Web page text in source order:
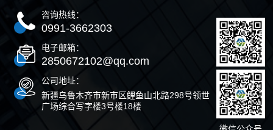
咨询热线：
0991-3662303
电子邮箱：
2850672102@qq.com
公司地址：
新疆乌鲁木齐市新市区鲤鱼山北路298号领世
广场综合写字楼3号楼18楼